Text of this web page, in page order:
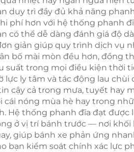
trì đầy đủ khả năng
phí hơn với hệ thống phanh
có thể dễ dàng đánh giá độ
giản giúp quy trình dịch vụ
bố mài mòn đều hơn, đồng
trong mọi điều kiện thời
ly tâm và tác động lau chùi
cậy cả trong mưa, tuyết hay
nóng mùa hè hay trong
Hệ thống phanh đĩa đạt
ở vị trí bánh trước — nơi
giúp bánh xe phản ứng
kiểm soát chính xác lực